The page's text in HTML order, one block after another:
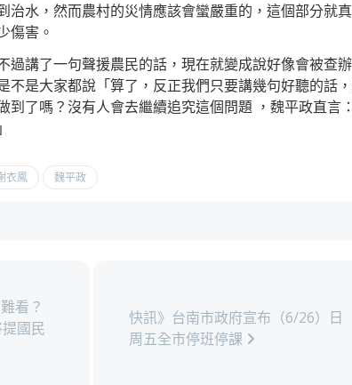
治水，然而農村的災情應該會蠻嚴重的，這個部分就
傷害。
過講了一句聲援農民的話，現在就變成說好像會被查
不是大家都說「算了，反正我們只要講幾句好聽的話
到了嗎？沒有人會去繼續追究這個問題 ，魏平政直言
衣鳳 魏平政
看？
國民
快訊》台南市政府宣布（6/26）日
周五全市停班停課